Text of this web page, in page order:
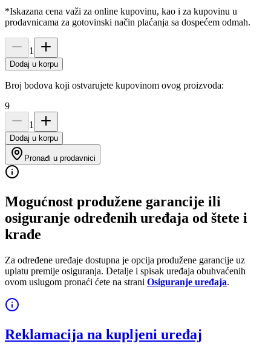
*Iskazana cena važi za online kupovinu, kao i za kupovinu u
prodavnicama za gotovinski način plaćanja sa dospećem odmah.
1
Dodaj u korpu
Broj bodova koji ostvarujete kupovinom ovog proizvoda:
9
1
Dodaj u korpu
Pronađi u prodavnici
Mogućnost produžene garancije ili
osiguranje određenih uređaja od štete i
krađe
Za određene uređaje dostupna je opcija produžene garancije uz
uplatu premije osiguranja. Detalje i spisak uređaja obuhvaćenih
ovom uslugom pronaći ćete na strani Osiguranje uređaja.
Reklamacija na kupljeni uređaj